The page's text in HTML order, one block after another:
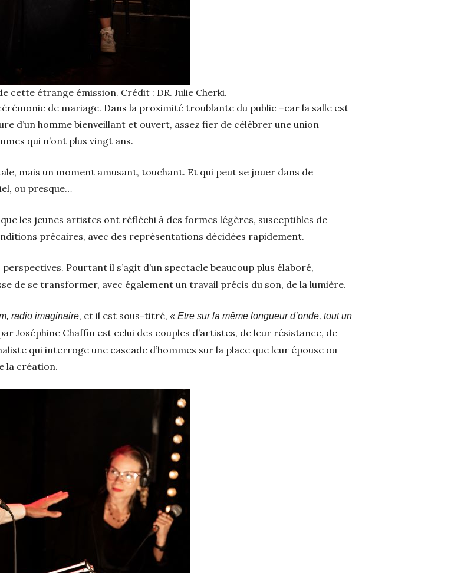
cette étrange émission. Crédit : DR. Julie Cherki.
de mariage. Dans la proximité troublante du public –car la salle est
d’un homme bienveillant et ouvert, assez fier de célébrer une union
qui n’ont plus vingt ans.
mais un moment amusant, touchant. Et qui peut se jouer dans de
ou presque…
les jeunes artistes ont réfléchi à des formes légères, susceptibles de
précaires, avec des représentations décidées rapidement.
Pourtant il s’agit d’un spectacle beaucoup plus élaboré,
de se transformer, avec également un travail précis du son, de la lumière.
radio imaginaire, et il est sous-titré, « Etre sur la même longueur d’onde, tout un
Joséphine Chaffin est celui des couples d’artistes, de leur résistance, de
qui interroge une cascade d’hommes sur la place que leur épouse ou
la création.